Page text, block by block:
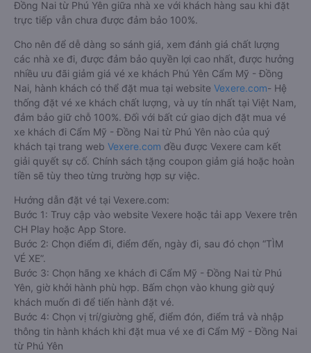
Đồng Nai từ Phú Yên giữa nhà xe với khách hàng sau khi đặt
trực tiếp vẫn chưa được đảm bảo 100%.
Cho nên để dễ dàng so sánh giá, xem đánh giá chất lượng
các nhà xe đi, được đảm bảo quyền lợi cao nhất, được hưởng
nhiều ưu đãi giảm giá vé xe khách Phú Yên Cẩm Mỹ - Đồng
Nai, hành khách có thể đặt mua tại website Vexere.com- Hệ
thống đặt vé xe khách chất lượng, và uy tín nhất tại Việt Nam,
đảm bảo giữ chỗ 100%. Đối với bất cứ giao dịch đặt mua vé
xe khách đi Cẩm Mỹ - Đồng Nai từ Phú Yên nào của quý
khách tại trang web Vexere.com đều được Vexere cam kết
giải quyết sự cố. Chính sách tặng coupon giảm giá hoặc hoàn
tiền sẽ tùy theo từng trường hợp sự việc.
Hướng dẫn đặt vé tại Vexere.com:
Bước 1: Truy cập vào website Vexere hoặc tải app Vexere trên
CH Play hoặc App Store.
Bước 2: Chọn điểm đi, điểm đến, ngày đi, sau đó chọn “TÌM
VÉ XE”.
Bước 3: Chọn hãng xe khách đi Cẩm Mỹ - Đồng Nai từ Phú
Yên, giờ khởi hành phù hợp. Bấm chọn vào khung giờ quý
khách muốn đi để tiến hành đặt vé.
Bước 4: Chọn vị trí/giường ghế, điểm đón, điểm trả và nhập
thông tin hành khách khi đặt mua vé xe đi Cẩm Mỹ - Đồng Nai
từ Phú Yên